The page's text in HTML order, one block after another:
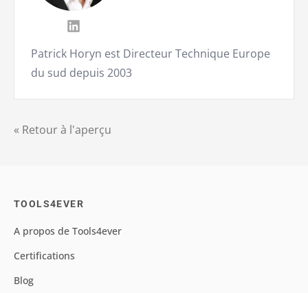
« Retour à l'aperçu
Patrick Horyn est Directeur Technique Europe
du sud depuis 2003
TOOLS4EVER
A propos de Tools4ever
Certifications
Blog